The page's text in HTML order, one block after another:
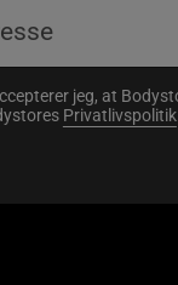
jeg, at
Privatlivspolitik.